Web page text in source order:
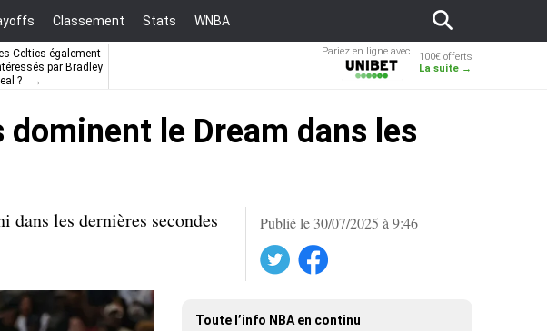
Classement Stats WNBA
Celtics également
par Bradley
?
Pariez en ligne avec
100€ offerts
La suite →
le Dream dans les
Publié le 30/07/2025 à 9:46
Facebook
les dernières secondes
Toute l’info NBA en continu